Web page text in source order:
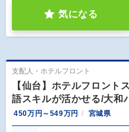
気になる
支配人・ホテルフロント
【仙台】ホテルフロント
語スキルが活かせる/大和
450万円～549万円 宮城県